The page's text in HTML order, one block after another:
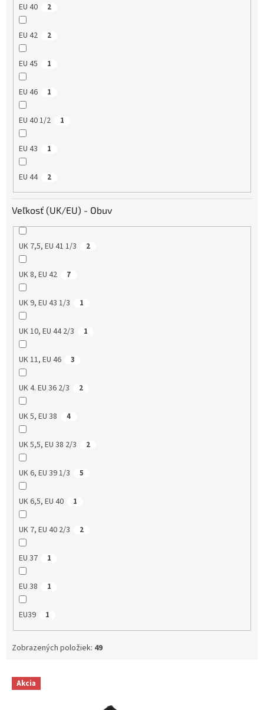
EU 40 2
EU 42 2
EU 45 1
EU 46 1
EU 40 1/2 1
EU 43 1
EU 44 2
Veľkosť (UK/EU) - Obuv
UK 7,5, EU 41 1/3 2
UK 8, EU 42 7
UK 9, EU 43 1/3 1
UK 10, EU 44 2/3 1
UK 11, EU 46 3
UK 4. EU 36 2/3 2
UK 5, EU 38 4
UK 5,5, EU 38 2/3 2
UK 6, EU 39 1/3 5
UK 6,5, EU 40 1
UK 7, EU 40 2/3 2
EU 37 1
EU 38 1
EU39 1
Zobrazených položiek: 49
V Akcia